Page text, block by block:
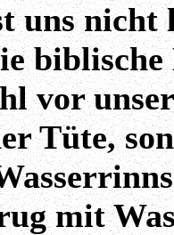
uns
vor
Tüte,
mit